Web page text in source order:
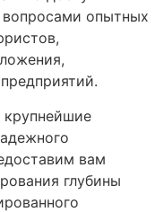
опытных
вам
глубины